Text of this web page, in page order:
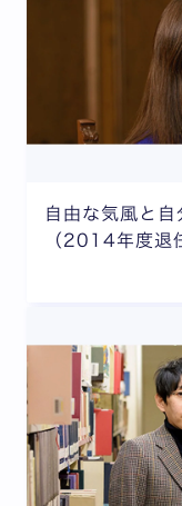
自由な気風と
（2014年度退